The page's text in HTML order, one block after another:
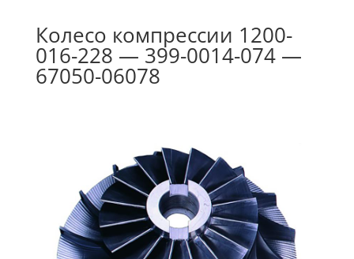
Колесо компрессии 1200-
016-228 — 399-0014-074 —
67050-06078